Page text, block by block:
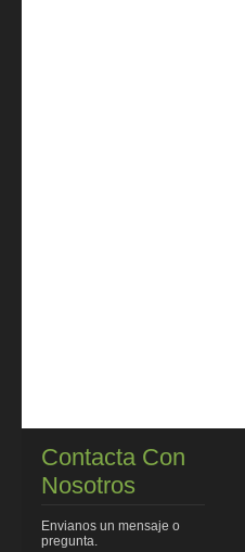
Contacta Con
Nosotros
Envianos un mensaje o
pregunta.